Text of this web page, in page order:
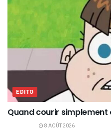
EDITO
Quand courir
8 AOÛT 2026